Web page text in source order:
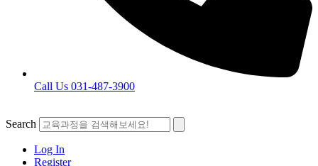
Call Us 031-487-3900
Search
Log In
Register